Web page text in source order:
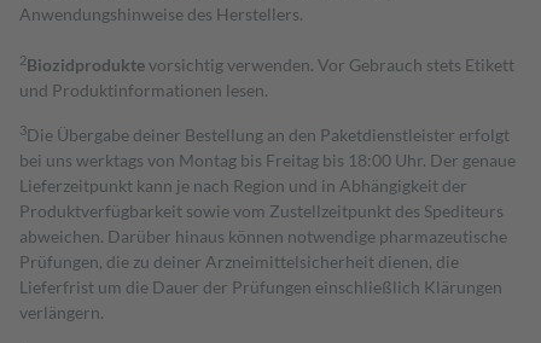
Anwendungshinweise des Herstellers.
2Biozidproduktevorsichtig verwenden. Vor Gebrauch stets Etikett
und Produktinformationen lesen.
3Die Übergabe deiner Bestellung an den Paketdienstleister erfolgt
bei uns werktags von Montag bis Freitag bis 18:00 Uhr. Der genaue
Lieferzeitpunkt kann je nach Region und in Abhängigkeit der
Produktverfügbarkeit sowie vom Zustellzeitpunkt des Spediteurs
abweichen. Darüber hinaus können notwendige pharmazeutische
Prüfungen, die zu deiner Arzneimittelsicherheit dienen, die
Lieferfrist um die Dauer der Prüfungen einschließlich Klärungen
verlängern.